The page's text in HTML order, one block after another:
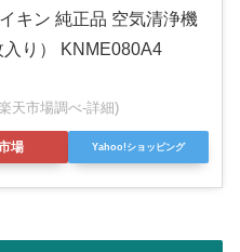
キン 純正品 空気清浄機
り） KNME080A4
天市場調べ-詳細)
場 Yahoo!ショッピング